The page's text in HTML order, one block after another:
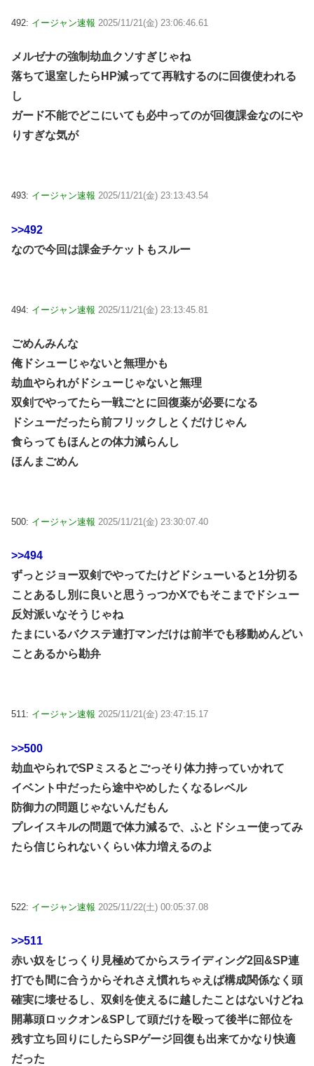
492: イージャン速報 2025/11/21(金) 23:06:46.61
メルゼナの強制劫血クソすぎじゃね
落ちて退室したらHP減ってて再戦するのに回復使われる
し
ガード不能でどこにいても必中ってのが回復課金なのにや
りすぎな気が
493: イージャン速報 2025/11/21(金) 23:13:43.54
>>492
なので今回は課金チケットもスルー
494: イージャン速報 2025/11/21(金) 23:13:45.81
ごめんみんな
俺ドシューじゃないと無理かも
劫血やられがドシューじゃないと無理
双剣でやってたら一戦ごとに回復薬が必要になる
ドシューだったら前フリックしとくだけじゃん
食らってもほんとの体力減らんし
ほんまごめん
500: イージャン速報 2025/11/21(金) 23:30:07.40
>>494
ずっとジョー双剣でやってたけどドシューいると1分切る
ことあるし別に良いと思うっつかXでもそこまでドシュー
反対派いなそうじゃね
たまにいるバクステ連打マンだけは前半でも移動めんどい
ことあるから勘弁
511: イージャン速報 2025/11/21(金) 23:47:15.17
>>500
劫血やられでSPミスるとごっそり体力持っていかれて
イベント中だったら途中やめしたくなるレベル
防御力の問題じゃないんだもん
プレイスキルの問題で体力減るで、ふとドシュー使ってみ
たら信じられないくらい体力増えるのよ
522: イージャン速報 2025/11/22(土) 00:05:37.08
>>511
赤い奴をじっくり見極めてからスライディング2回&SP連
打でも間に合うからそれさえ慣れちゃえば構成関係なく頭
確実に壊せるし、双剣を使えるに越したことはないけどね
開幕頭ロックオン&SPして頭だけを殴って後半に部位を
残す立ち回りにしたらSPゲージ回復も出来てかなり快適
だった